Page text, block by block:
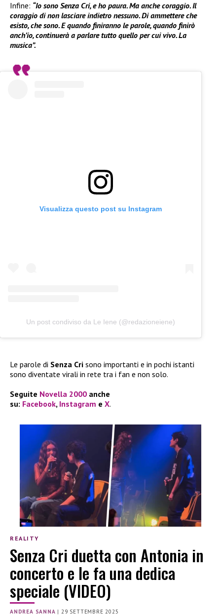
Infine: “Io sono Senza Cri, e ho paura. Ma anche coraggio. Il
coraggio di non lasciare indietro nessuno. Di ammettere che
esisto, che sono. E quando finiranno le parole, quando finirò
anch’io, continuerà a parlare tutto quello per cui vivo. La
musica”.
Visualizza questo post su Instagram
Un post condiviso da Le Iene (@redazioneiene)
Le parole di Senza Cri sono importanti e in pochi istanti
sono diventate virali in rete tra i fan e non solo.
Seguite Novella 2000 anche
su: Facebook, Instagram e X.
REALITY
Senza Cri duetta con Antonia in
concerto e le fa una dedica
speciale (VIDEO)
ANDREA SANNA |29 SETTEMBRE 2025